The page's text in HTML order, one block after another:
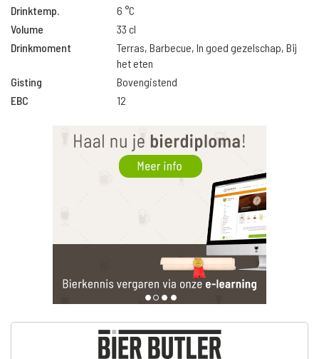
Drinktemp.
6 °C
Volume
33 cl
Drinkmoment
Terras, Barbecue, In goed gezelschap, Bij
het eten
Gisting
Bovengistend
EBC
12